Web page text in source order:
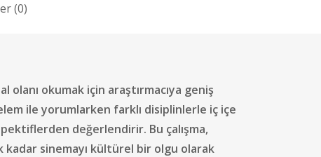
(0)
okumak için araştırmacıya geniş
ile yorumlarken farklı disiplinlerle iç içe
değerlendirir. Bu çalışma,
sinemayı kültürel bir olgu olarak